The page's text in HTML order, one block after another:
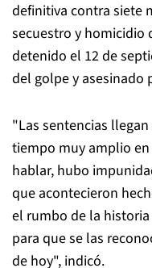
definitiva contra siete
secuestro y homicidio
detenido el 12 de
del golpe y asesinado
"Las sentencias
tiempo muy amplio
hablar, hubo
que acontecieron
el rumbo de la
para que se las
de hoy", indicó.